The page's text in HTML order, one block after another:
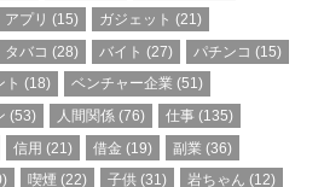
アプリ (15) ガジェット (21)
タバコ (28) バイト (27) パチンコ (15)
ト (18) ベンチャー企業 (51)
(53) 人間関係(76) 仕事 (135)
信用 (21) 借金 (19) 副業 (36)
喫煙 (22) 子供 (31) 岩ちゃん (12)